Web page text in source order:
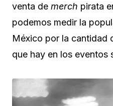
venta de merch pirata
podemos medir la
México por la cantidad
que hay en los eventos